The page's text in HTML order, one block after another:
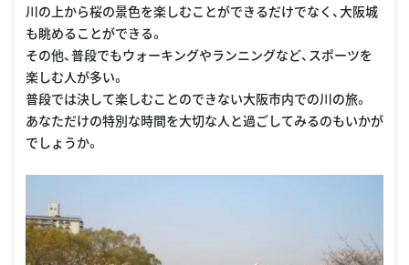
川の上から桜の景色を楽しむことができるだけでなく、大阪城
も眺めることができる。
その他、普段でもウォーキングやランニングなど、スポーツを
楽しむ人が多い。
普段では決して楽しむことのできない大阪市内での川の旅。
あなただけの特別な時間を大切な人と過ごしてみるのもいかが
でしょうか。